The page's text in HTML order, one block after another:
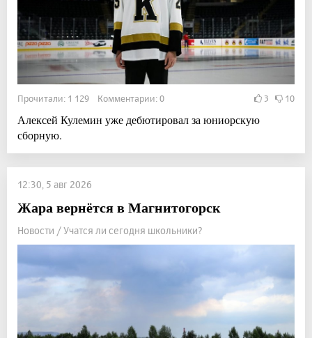
Прочитали: 1 129 Комментарии: 0 3 10
Алексей Кулемин уже дебютировал за юниорскую
сборную.
12:30, 5 авг 2026
Жара вернётся в Магнитогорск
Новости / Учатся ли сегодня школьники?